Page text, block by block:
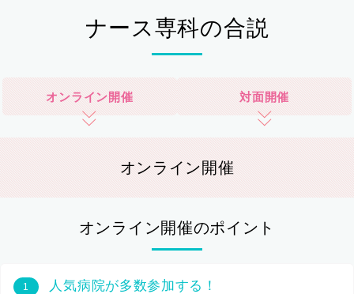
ナース専科の合説
オンライン開催 対面開催
オンライン開催
オンライン開催のポイント
1 人気病院が多数参加する！